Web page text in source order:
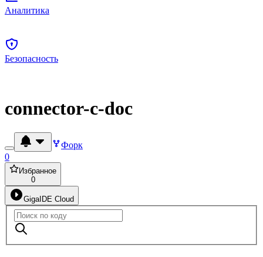
Аналитика
Безопасность
connector-c-doc
Форк
0
Избранное
0
GigaIDE Cloud